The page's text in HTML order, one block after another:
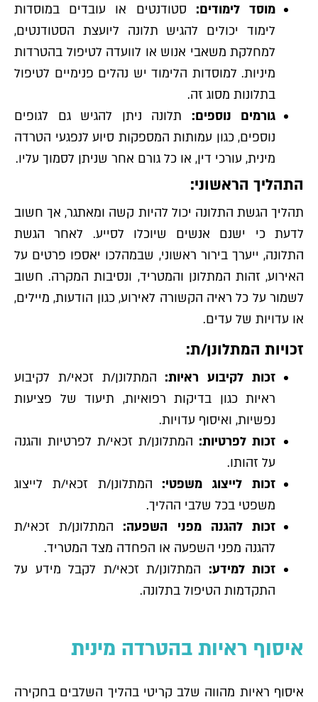
מוסד לימודים: סטודנטים או עובדים במוסדות
לימוד יכולים להגיש תלונה ליועצת הסטודנטים,
למחלקת משאבי אנוש או לוועדה לטיפול בהטרדות
מיניות. למוסדות הלימוד יש נהלים פנימיים לטיפול
בתלונות מסוג זה.
גורמים נוספים: תלונה ניתן להגיש גם לגופים
נוספים, כגון עמותות המספקות סיוע לנפגעי הטרדה
מינית, עורכי דין, או כל גורם אחר שניתן לסמוך עליו.
התהליך הראשוני:
תהליך הגשת התלונה יכול להיות קשה ומאתגר, אך חשוב
לדעת כי ישנם אנשים שיוכלו לסייע. לאחר הגשת
התלונה, ייערך בירור ראשוני, שבמהלכו יאספו פרטים על
האירוע, זהות המתלונן והמטריד, ונסיבות המקרה. חשוב
לשמור על כל ראיה הקשורה לאירוע, כגון הודעות, מיילים,
או עדויות של עדים.
זכויות המתלונן/ת:
זכות לקיבוע ראיות: המתלונן/ת זכאי/ת לקיבוע
ראיות כגון בדיקות רפואיות, תיעוד של פציעות
נפשיות, ואיסוף עדויות.
זכות לפרטיות: המתלונן/ת זכאי/ת לפרטיות והגנה
על זהותו.
זכות לייצוג משפטי: המתלונן/ת זכאי/ת לייצוג
משפטי בכל שלבי ההליך.
זכות להגנה מפני השפעה: המתלונן/ת זכאי/ת
להגנה מפני השפעה או הפחדה מצד המטריד.
זכות למידע: המתלונן/ת זכאי/ת לקבל מידע על
התקדמות הטיפול בתלונה.
איסוף ראיות בהטרדה מינית
איסוף ראיות מהווה שלב קריטי בהליך השלבים בחקירה